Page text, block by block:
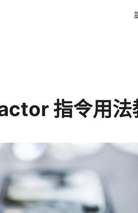
指令用法